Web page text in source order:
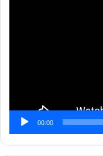
00:00